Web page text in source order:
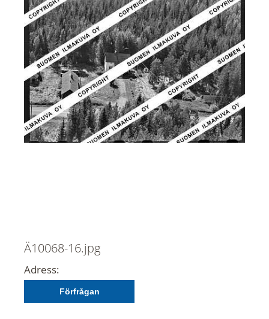
Ä10068-16.jpg
Adress:
Förfrågan